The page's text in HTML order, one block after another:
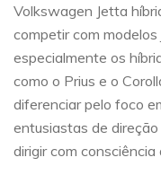
Volkswagen Jetta
competir com
especialmente os
como o Prius e o
diferenciar pelo foco
entusiastas de
dirigir com consciência